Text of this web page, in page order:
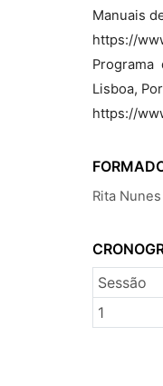
Manuais
https://
Lisboa,
https://
Rita Nunes
Sessão
1